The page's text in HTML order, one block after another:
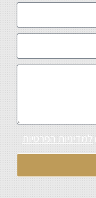
למדיניות הפרטיות